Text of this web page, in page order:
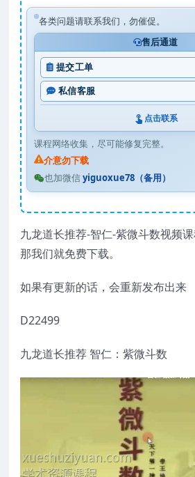
各类问题请联系我们，勿催促。
售后通道
提交工单
私信客服
点击联系
课程网络收集，尽可能修复完整。
介意勿下载
也加微信yiguoxue78（备用）
九龙道长推荐-智仁-紫微斗数视频
那我们就免费下载。
如果有更新的话，会重新发布出来
D22499
九龙道长推荐 智仁：紫微斗数